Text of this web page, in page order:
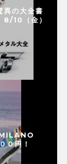
異の大全書
8/10（金）
０円！